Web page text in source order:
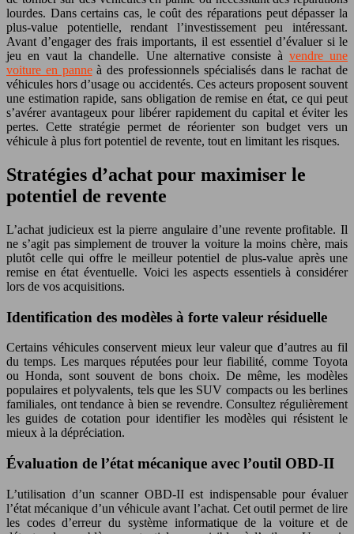
lourdes. Dans certains cas, le coût des réparations peut dépasser la
plus-value potentielle, rendant l’investissement peu intéressant.
Avant d’engager des frais importants, il est essentiel d’évaluer si le
jeu en vaut la chandelle. Une alternative consiste à vendre une
voiture en panneà des professionnels spécialisés dans le rachat de
véhicules hors d’usage ou accidentés. Ces acteurs proposent souvent
une estimation rapide, sans obligation de remise en état, ce qui peut
s’avérer avantageux pour libérer rapidement du capital et éviter les
pertes. Cette stratégie permet de réorienter son budget vers un
véhicule à plus fort potentiel de revente, tout en limitant les risques.
Stratégies d’achat pour maximiser le
potentiel de revente
L’achat judicieux est la pierre angulaire d’une revente profitable. Il
ne s’agit pas simplement de trouver la voiture la moins chère, mais
plutôt celle qui offre le meilleur potentiel de plus-value après une
remise en état éventuelle. Voici les aspects essentiels à considérer
lors de vos acquisitions.
Identification des modèles à forte valeur résiduelle
Certains véhicules conservent mieux leur valeur que d’autres au fil
du temps. Les marques réputées pour leur fiabilité, comme Toyota
ou Honda, sont souvent de bons choix. De même, les modèles
populaires et polyvalents, tels que les SUV compacts ou les berlines
familiales, ont tendance à bien se revendre. Consultez régulièrement
les guides de cotation pour identifier les modèles qui résistent le
mieux à la dépréciation.
Évaluation de l’état mécanique avec l’outil OBD-II
L’utilisation d’un scanner OBD-II est indispensable pour évaluer
l’état mécanique d’un véhicule avant l’achat. Cet outil permet de lire
les codes d’erreur du système informatique de la voiture et de